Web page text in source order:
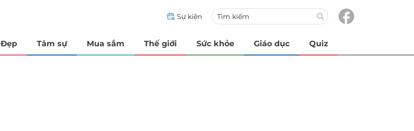
Sự kiện
Đẹp Tâm sự Mua sắm Thế giới Sức khỏe Giáo dục Quiz